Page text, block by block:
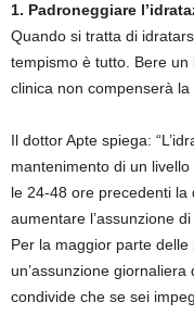
1. Padroneggiare
Quando si tratta di
tempismo è tutto. Bere un
clinica non compenserà la
Il dottor Apte spiega:
mantenimento di un
le 24-48 ore precedenti
aumentare l’assunzione
Per la maggior parte
un’assunzione giornaliera
condivide che se sei